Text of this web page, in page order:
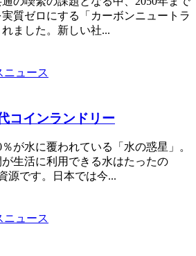
質ゼロにする「カーボンニュートラ
ました。新しい社...
ニュース
コインランドリー
が水に覆われている「水の惑星」。
生活に利用できる水はたったの
源です。日本では今...
ニュース